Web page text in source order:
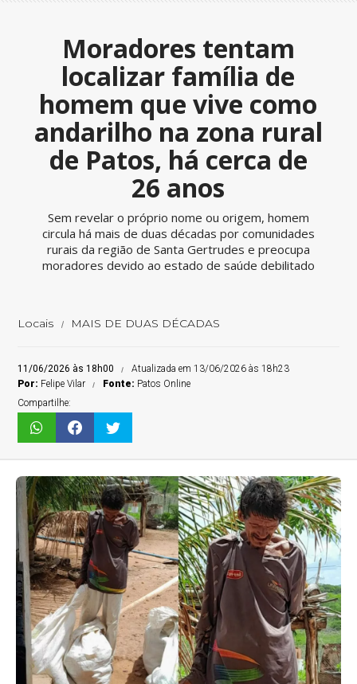
Moradores tentam
localizar família de
homem que vive como
andarilho na zona rural
de Patos, há cerca de
26 anos
Sem revelar o próprio nome ou origem, homem
circula há mais de duas décadas por comunidades
rurais da região de Santa Gertrudes e preocupa
moradores devido ao estado de saúde debilitado
Locais MAIS DE DUAS DÉCADAS
11/06/2026 às 18h00
Atualizada em 13/06/2026 às 18h23
Por: Felipe Vilar Fonte: Patos Online
Compartilhe: